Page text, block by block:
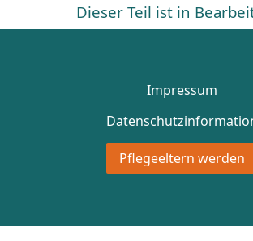
Dieser Teil ist in
Impressum
Pflegeeltern werden